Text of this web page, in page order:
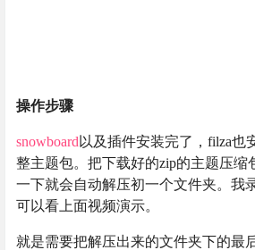
操作步骤
snowboard 以及插件安装完了，filza也
整主题包。把下载好的zip的主题压缩
一下就会自动解压初一个文件夹。我
可以看上面视频演示。
就是需要把解压出来的文件夹下的最